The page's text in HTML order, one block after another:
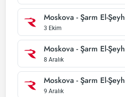
Moskova - Şarm El-Şeyh
3 Ekim
Moskova - Şarm El-Şeyh
8 Aralık
Moskova - Şarm El-Şeyh
9 Aralık